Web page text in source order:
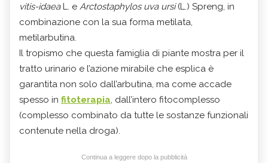
vitis-idaeaL. e Arctostaphylos uva ursi(L.) Spreng, in
combinazione con la sua forma metilata,
metilarbutina.
Il tropismo che questa famiglia di piante mostra per il
tratto urinario e l’azione mirabile che esplica è
garantita non solo dall’arbutina, ma come accade
spesso in fitoterapia , dall’intero fitocomplesso
(complesso combinato da tutte le sostanze funzionali
contenute nella droga).
Continua a leggere dopo la pubblicità